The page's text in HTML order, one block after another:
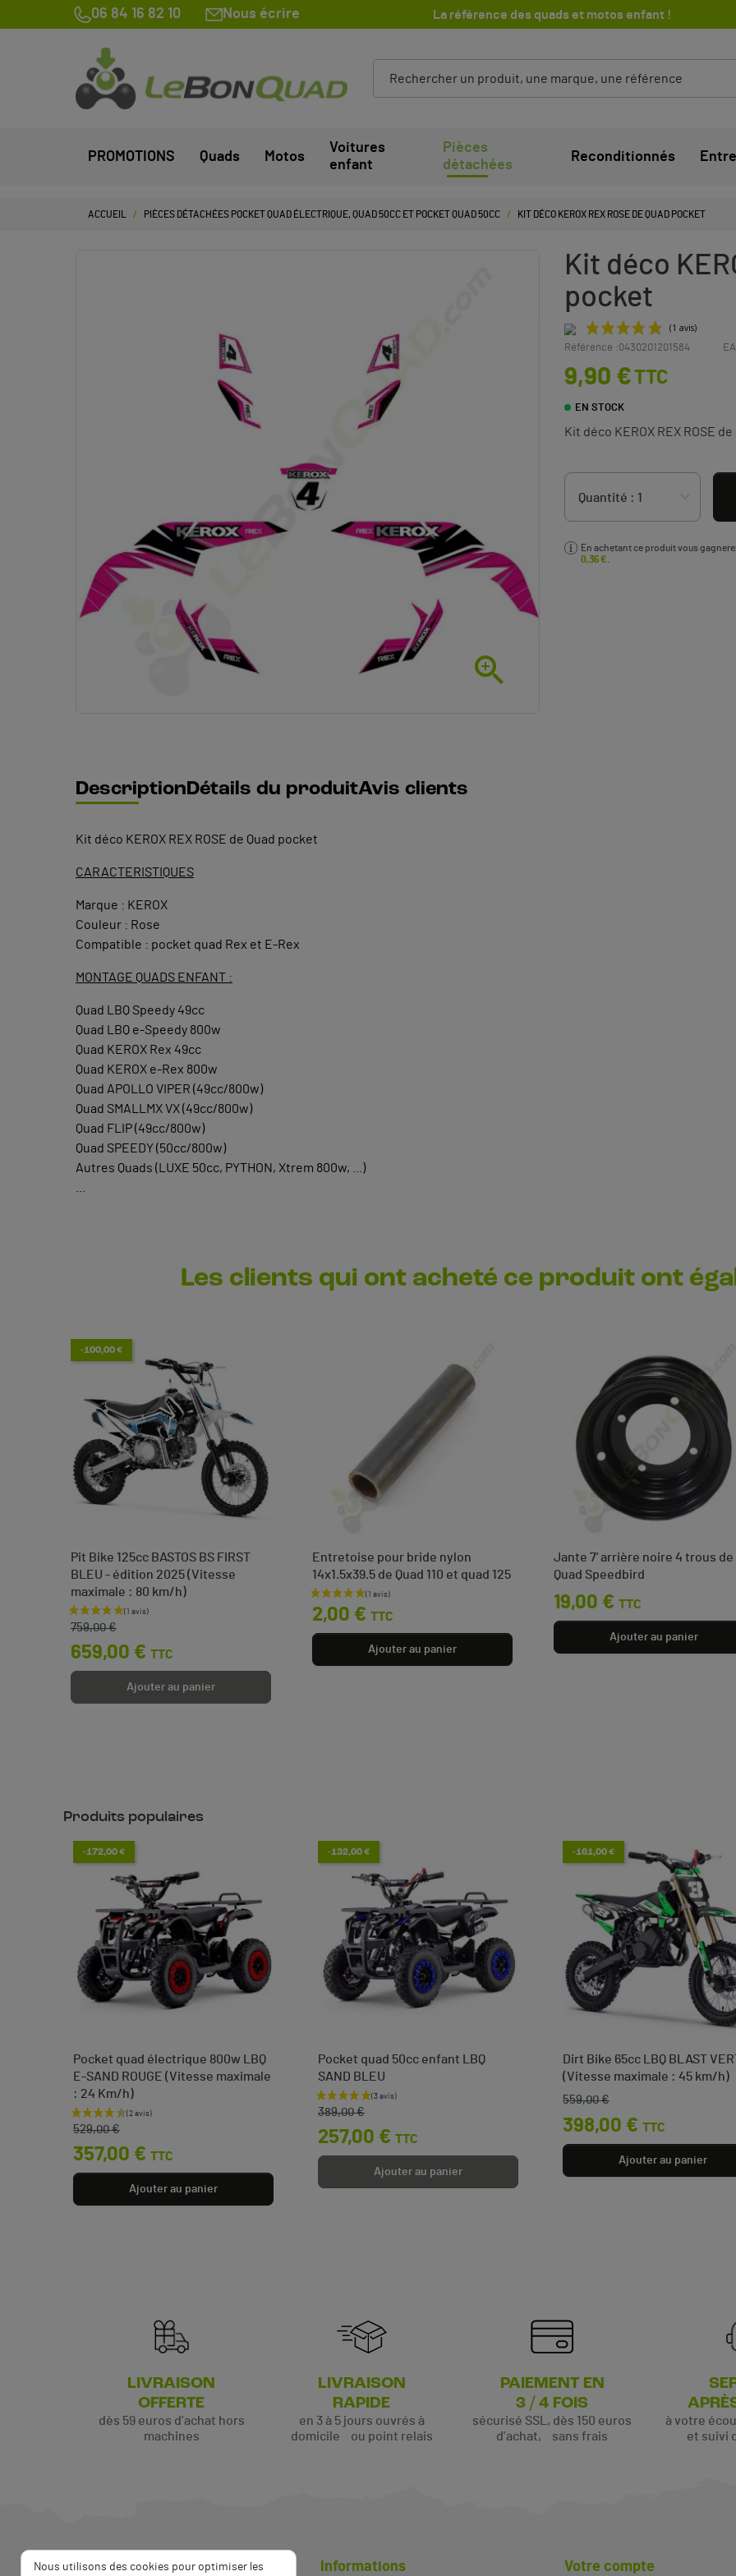
06 84 16 82 10 Nous écrire La référence des quads et motos enfant !
PROMOTIONS Quads Motos
Voitures
enfant
Pièces
détachées
Reconditionnés
ACCUEIL PIÈCES DÉTACHÉES POCKET QUAD ÉLECTRIQUE, QUAD 50CC ET POCKET QUAD 50CC KIT DÉCO KEROX REX ROSE DE QUAD POCKET

Kit déco
pocket
Référence :0430201201584
9,90 €TTC
EN STOCK
Kit déco KEROX REX ROSE
En achetant ce produit vous
0,36 €
DescriptionDétails du produitAvis clients
Kit déco KEROX REX ROSE de Quad pocket
CARACTERISTIQUES
Marque : KEROX
Couleur : Rose
Compatible : pocket quad Rex et E-Rex
MONTAGE QUADS ENFANT :
Quad LBQ Speedy 49cc
Quad LBQ e-Speedy 800w
Quad KEROX Rex 49cc
Quad KEROX e-Rex 800w
Quad APOLLO VIPER (49cc/800w)
Quad SMALLMX VX (49cc/800w)
Quad FLIP (49cc/800w)
Quad SPEEDY (50cc/800w)
Autres Quads (LUXE 50cc, PYTHON, Xtrem 800w, ...)
Les clients qui ont acheté ce produit ont
-100,00 €
Pit Bike 125cc BASTOS BS FIRST
BLEU - édition 2025 (Vitesse
maximale : 80 km/h)
Prix de base
759,00 €
Prix
659,00 € TTC
Ajouter au panier
Entretoise pour bride nylon
14x1.5x39.5 de Quad 110 et quad 125
Prix
2,00 € TTC
Ajouter au panier
Jante 7' arrière noire 4 trous de
Quad Speedbird
Prix
19,00 € TTC
Ajouter au panier
Produits populaires
-172,00 €
Pocket quad électrique 800w LBQ
E-SAND ROUGE (Vitesse maximale
: 24 Km/h)
Prix de base
529,00 €
Prix
357,00 € TTC
Ajouter au panier
-132,00 €
Pocket quad 50cc enfant LBQ
SAND BLEU
Prix de base
389,00 €
Prix
257,00 € TTC
Ajouter au panier
-161,00 €
Dirt Bike 65cc LBQ BLAST
(Vitesse maximale : 45 km/h)
Prix de base
559,00 €
Prix
398,00 € TTC
Ajouter au panier
LIVRAISON
OFFERTE
dès 59 euros d’achat hors
machines
LIVRAISON
RAPIDE
en 3 à 5 jours ouvrés à
domicile ou point relais
PAIEMENT EN
3 / 4 FOIS
sécurisé SSL, dès 150 euros
d’achat, sans frais
à votre
et suivi
Informations Votre compte
Nous utilisons des cookies pour optimiser les